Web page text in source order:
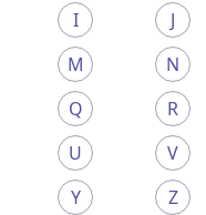
I
J
M
N
Q
R
U
V
Y
Z